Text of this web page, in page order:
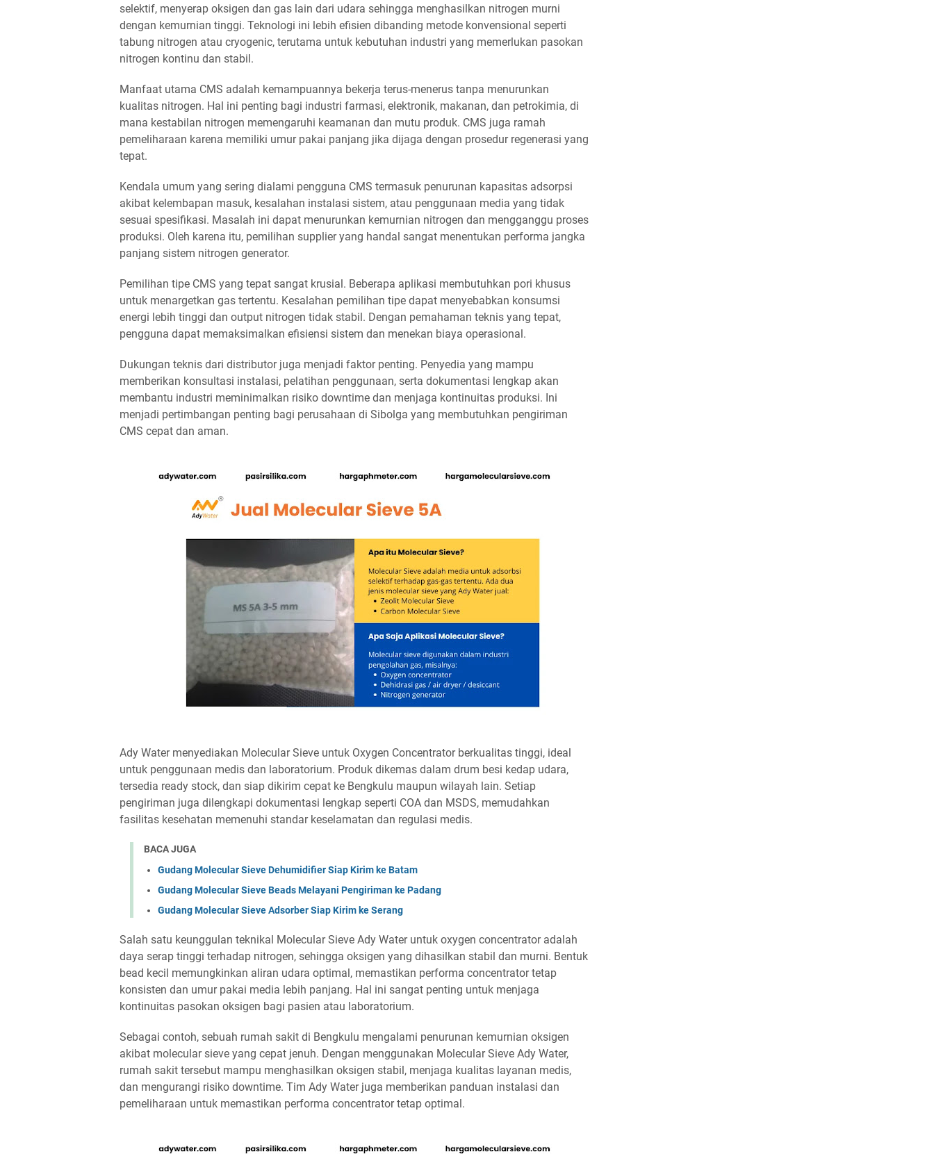
selektif, menyerap oksigen dan gas lain dari udara sehingga menghasilkan nitrogen murni
dengan kemurnian tinggi. Teknologi ini lebih efisien dibanding metode konvensional seperti
tabung nitrogen atau cryogenic, terutama untuk kebutuhan industri yang memerlukan pasokan
nitrogen kontinu dan stabil.
Manfaat utama CMS adalah kemampuannya bekerja terus-menerus tanpa menurunkan
kualitas nitrogen. Hal ini penting bagi industri farmasi, elektronik, makanan, dan petrokimia, di
mana kestabilan nitrogen memengaruhi keamanan dan mutu produk. CMS juga ramah
pemeliharaan karena memiliki umur pakai panjang jika dijaga dengan prosedur regenerasi yang
tepat.
Kendala umum yang sering dialami pengguna CMS termasuk penurunan kapasitas adsorpsi
akibat kelembapan masuk, kesalahan instalasi sistem, atau penggunaan media yang tidak
sesuai spesifikasi. Masalah ini dapat menurunkan kemurnian nitrogen dan mengganggu proses
produksi. Oleh karena itu, pemilihan supplier yang handal sangat menentukan performa jangka
panjang sistem nitrogen generator.
Pemilihan tipe CMS yang tepat sangat krusial. Beberapa aplikasi membutuhkan pori khusus
untuk menargetkan gas tertentu. Kesalahan pemilihan tipe dapat menyebabkan konsumsi
energi lebih tinggi dan output nitrogen tidak stabil. Dengan pemahaman teknis yang tepat,
pengguna dapat memaksimalkan efisiensi sistem dan menekan biaya operasional.
Dukungan teknis dari distributor juga menjadi faktor penting. Penyedia yang mampu
memberikan konsultasi instalasi, pelatihan penggunaan, serta dokumentasi lengkap akan
membantu industri meminimalkan risiko downtime dan menjaga kontinuitas produksi. Ini
menjadi pertimbangan penting bagi perusahaan di Sibolga yang membutuhkan pengiriman
CMS cepat dan aman.
Ady Water menyediakan Molecular Sieve untuk Oxygen Concentrator berkualitas tinggi, ideal
untuk penggunaan medis dan laboratorium. Produk dikemas dalam drum besi kedap udara,
tersedia ready stock, dan siap dikirim cepat ke Bengkulu maupun wilayah lain. Setiap
pengiriman juga dilengkapi dokumentasi lengkap seperti COA dan MSDS, memudahkan
fasilitas kesehatan memenuhi standar keselamatan dan regulasi medis.
BACA JUGA
Gudang Molecular Sieve Dehumidifier Siap Kirim ke Batam
Gudang Molecular Sieve Beads Melayani Pengiriman ke Padang
Gudang Molecular Sieve Adsorber Siap Kirim ke Serang
Salah satu keunggulan teknikal Molecular Sieve Ady Water untuk oxygen concentrator adalah
daya serap tinggi terhadap nitrogen, sehingga oksigen yang dihasilkan stabil dan murni. Bentuk
bead kecil memungkinkan aliran udara optimal, memastikan performa concentrator tetap
konsisten dan umur pakai media lebih panjang. Hal ini sangat penting untuk menjaga
kontinuitas pasokan oksigen bagi pasien atau laboratorium.
Sebagai contoh, sebuah rumah sakit di Bengkulu mengalami penurunan kemurnian oksigen
akibat molecular sieve yang cepat jenuh. Dengan menggunakan Molecular Sieve Ady Water,
rumah sakit tersebut mampu menghasilkan oksigen stabil, menjaga kualitas layanan medis,
dan mengurangi risiko downtime. Tim Ady Water juga memberikan panduan instalasi dan
pemeliharaan untuk memastikan performa concentrator tetap optimal.